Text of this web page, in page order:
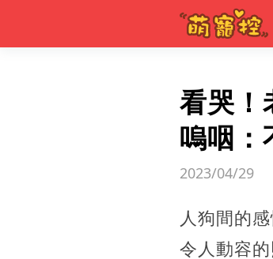
看哭！
嗚咽：
2023/04/29
人狗間的
令人動容